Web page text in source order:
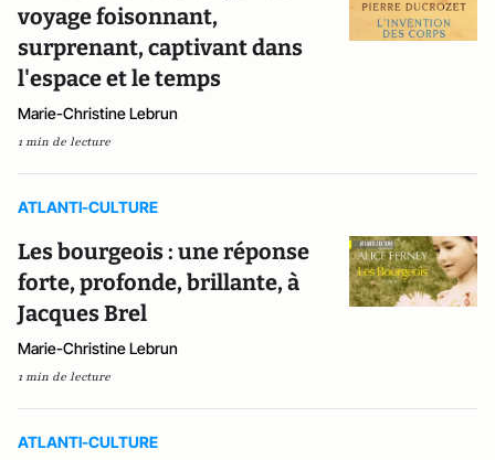
voyage foisonnant,
surprenant, captivant dans
l'espace et le temps
Marie-Christine Lebrun
1 min de lecture
ATLANTI-CULTURE
Les bourgeois : une réponse
forte, profonde, brillante, à
Jacques Brel
Marie-Christine Lebrun
1 min de lecture
ATLANTI-CULTURE